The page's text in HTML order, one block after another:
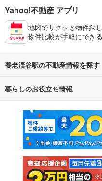
Yahoo!不動産 アプリ
地図でサクッと物件探し
物件比較が手軽にできる
養老渓谷駅の不動産情報を探す
不動産・住宅
新築マンション
新築一戸建て
注文住宅
暮らしのお役立ち情報
マンションカタログ